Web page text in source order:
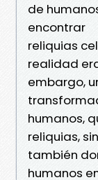
de
encontrar
reliquias
realidad
embargo,
humanos,
reliquias,
también
humanos